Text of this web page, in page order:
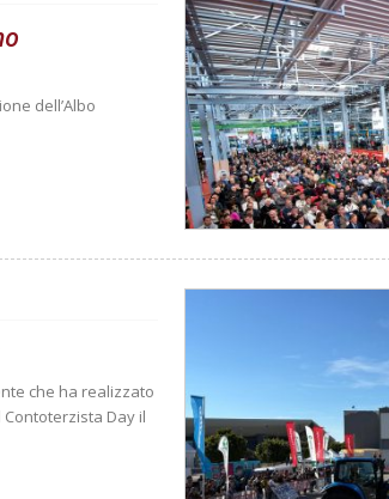
dell’Albo
che ha realizzato
Day il